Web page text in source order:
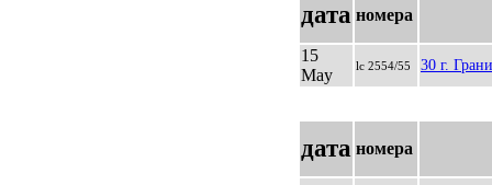
дата номера
15
May
lc 2554/55 30 г.
дата номера